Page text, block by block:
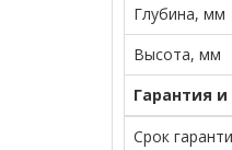
Глубина, мм
Высота, мм
Гарантия
Срок